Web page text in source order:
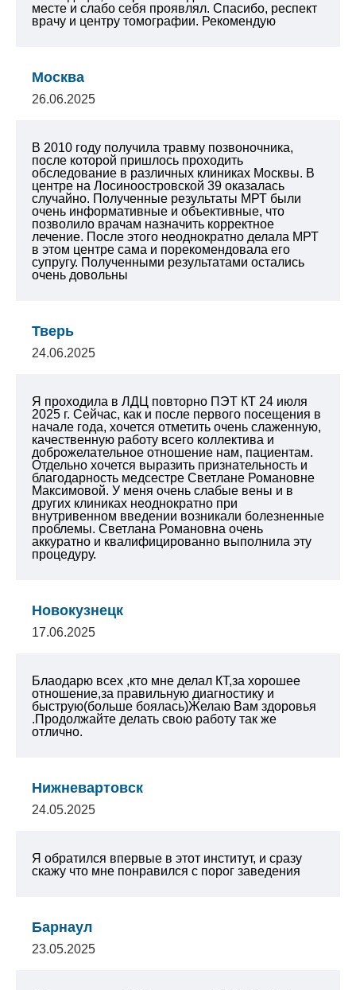
месте и слабо себя проявлял. Спасибо, респект
врачу и центру томографии. Рекомендую
Москва
26.06.2025
В 2010 году получила травму позвоночника,
после которой пришлось проходить
обследование в различных клиниках Москвы. В
центре на Лосиноостровской 39 оказалась
случайно. Полученные результаты МРТ были
очень информативные и объективные, что
позволило врачам назначить корректное
лечение. После этого неоднократно делала МРТ
в этом центре сама и порекомендовала его
супругу. Полученными результатами остались
очень довольны
Тверь
24.06.2025
Я проходила в ЛДЦ повторно ПЭТ КТ 24 июля
2025 г. Сейчас, как и после первого посещения в
начале года, хочется отметить очень слаженную,
качественную работу всего коллектива и
доброжелательное отношение нам, пациентам.
Отдельно хочется выразить признательность и
благодарность медсестре Светлане Романовне
Максимовой. У меня очень слабые вены и в
других клиниках неоднократно при
внутривенном введении возникали болезненные
проблемы. Светлана Романовна очень
аккуратно и квалифицированно выполнила эту
процедуру.
Новокузнецк
17.06.2025
Блаодарю всех ,кто мне делал КТ,за хорошее
отношение,за правильную диагностику и
быструю(больше боялась)Желаю Вам здоровья
.Продолжайте делать свою работу так же
отлично.
Нижневартовск
24.05.2025
Я обратился впервые в этот институт, и сразу
скажу что мне понравился с порог заведения
Барнаул
23.05.2025